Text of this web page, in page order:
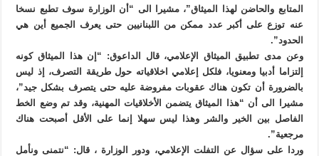
المتابع والحاضن لهذا الميثاق”، مشيرا الى “أن الوزارة سوف تطبع نسخا
عنه توزع على أكبر عدد ممكن من اللبنانيين حتى يعرف الجميع أين هي
الحدود”.
وعن مدى تطبيق الميثاق الإعلامي، قال الداعوق: “إن هذا الميثاق كونه
إلتزاما أدبيا ومعنويا، فلكل إعلامي اخلاقياته حول طريقة التصرف، إذ ليس
بالضرورة أن تكون هناك عقوبات مفروضة عليه حتى يتصرف بشكل جيد”،
مشيرا الى أن “هذا الميثاق يتضمن الأخلاقيات المهنية، وقد تم وضع الخط
الفاصل بين الخير والشر وهذا ليس سهلا إنما على الأقل أصبحت هناك
مرجعية”.
وردا على سؤال عن التفلت الإعلامي، ودور الوزارة ، قال: “نتمنى ونأمل